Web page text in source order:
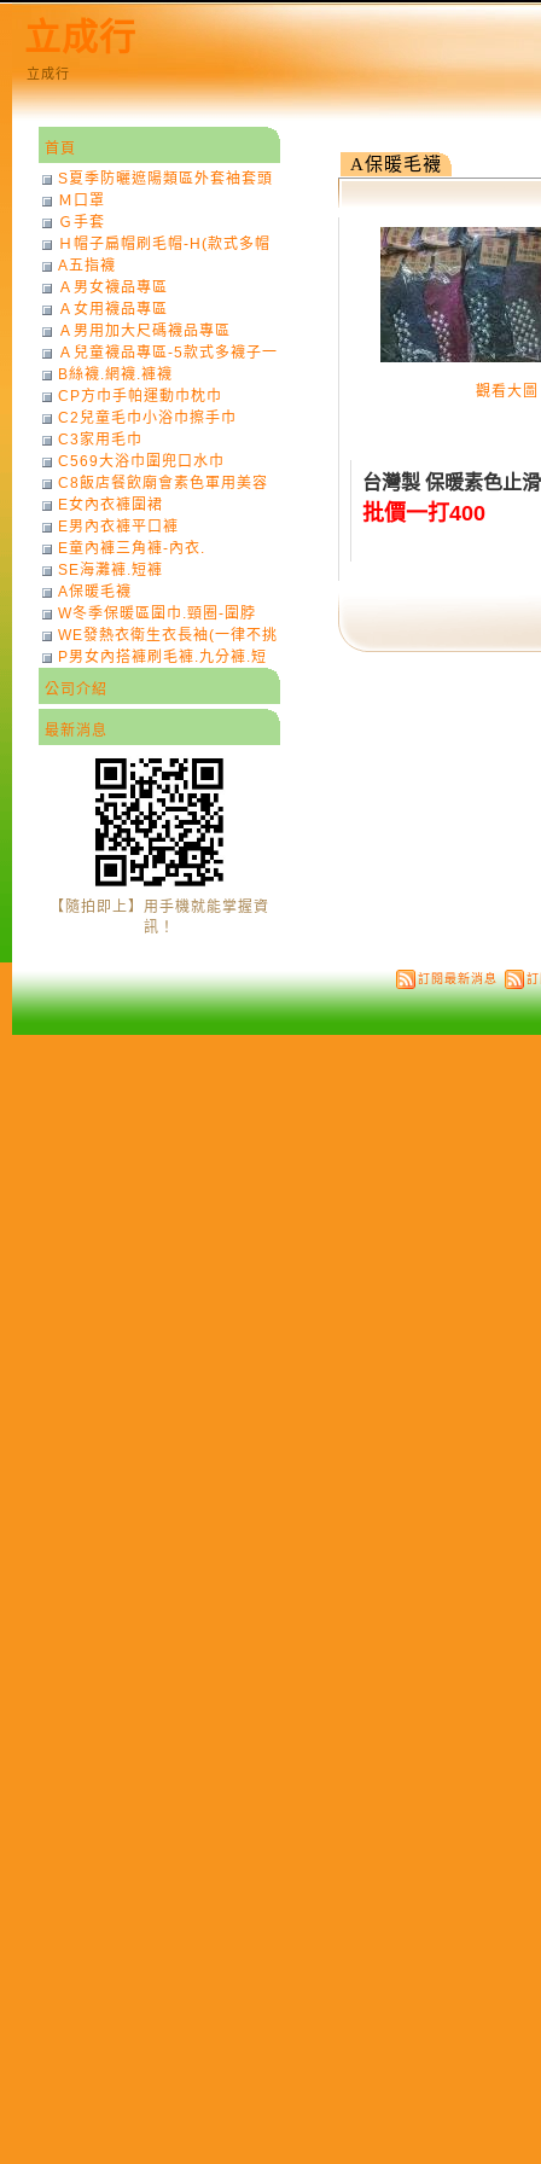
立成行
立成行
A保暖毛襪
觀看大圖
台灣製 保暖素色止
批價一打400
首頁
S夏季防曬遮陽類區外套袖套頭
巾
Ｍ口罩
Ｇ手套
Ｈ帽子扁帽刷毛帽-H(款式多帽
子一律不挑色)
A五指襪
Ａ男女襪品專區
Ａ女用襪品專區
Ａ男用加大尺碼襪品專區
Ａ兒童襪品專區-5款式多襪子一
律不挑款式花色)
B絲襪.網襪.褲襪
CP方巾手帕運動巾枕巾
C2兒童毛巾小浴巾擦手巾
C3家用毛巾
C569大浴巾圍兜口水巾
C8飯店餐飲廟會素色軍用美容
巾
E女內衣褲圍裙
E男內衣褲平口褲
E童內褲三角褲-內衣.
SE海灘褲.短褲
A保暖毛襪
W冬季保暖區圍巾.頸圈-圍脖
WE發熱衣衛生衣長袖(一律不挑
色)-7
P男女內搭褲刷毛褲.九分褲.短
褲
公司介紹
最新消息
【隨拍即上】用手機就能掌握資
訊！
訂閱最新消息 訂